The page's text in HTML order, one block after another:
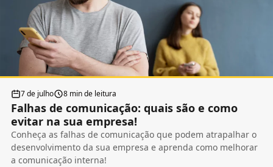
7 de julho 8 min de leitura
Falhas de comunicação: quais são e como
evitar na sua empresa!
Conheça as falhas de comunicação que podem atrapalhar o
desenvolvimento da sua empresa e aprenda como melhorar
a comunicação interna!